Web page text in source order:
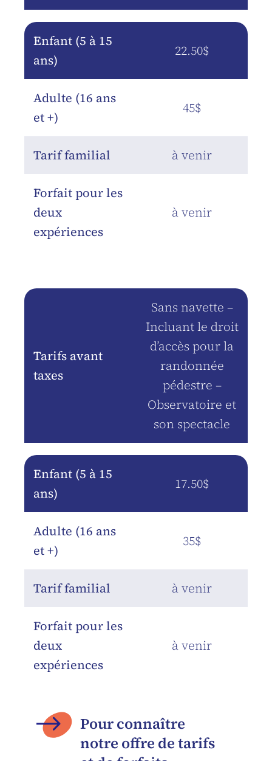
Enfant (5 à 15
ans)
22.50$
Adulte (16 ans
et +)
45$
Tarif familial à venir
Forfait pour les
deux
expériences
à venir
Tarifs avant
taxes
Sans navette –
Incluant le droit
d’accès pour la
randonnée
pédestre –
Observatoire et
son spectacle
Enfant (5 à 15
ans)
17.50$
Adulte (16 ans
et +)
35$
Tarif familial à venir
Forfait pour les
deux
expériences
à venir
Pour connaître
notre offre de tarifs